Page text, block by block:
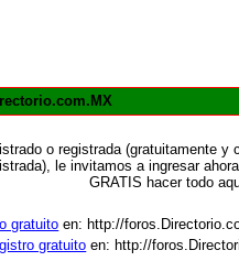
o registrada (gratuitamente
le invitamos a ingresar
GRATIS hacer todo
gratuito en: http://
gratuito en: http://